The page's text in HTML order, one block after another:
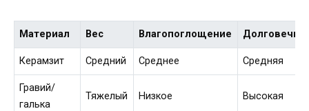
Материал Вес Влагопоглощение
Керамзит Средний Среднее Средняя
Гравий/
галька
Тяжелый Низкое Высокая